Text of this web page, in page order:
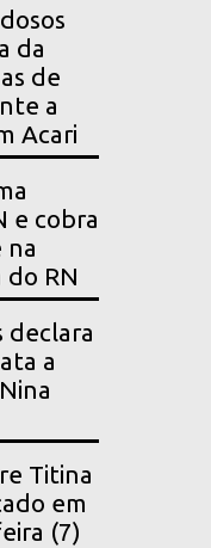
da
de
a
Acari
e cobra
na
do RN
declara
a
Titina
em
(7)